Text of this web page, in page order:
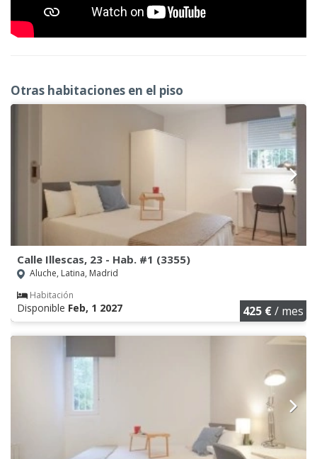
Otras habitaciones en el piso
Calle Illescas, 23 - Hab. #1 (3355)
Aluche, Latina, Madrid
Habitación
Disponible Feb, 1 2027 425 €/ mes